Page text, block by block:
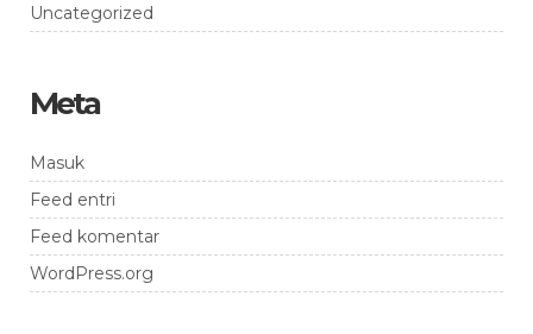
Uncategorized
Meta
Masuk
Feed entri
Feed komentar
WordPress.org